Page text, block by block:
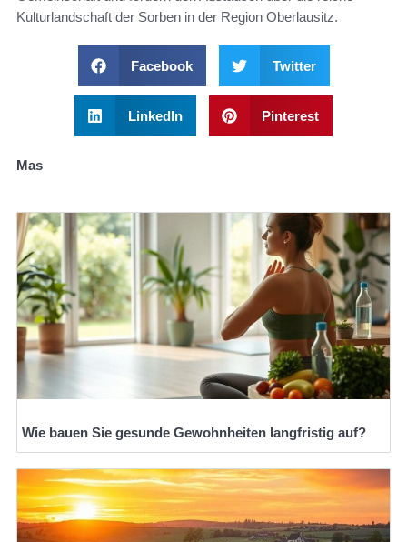
Kulturlandschaft der Sorben in der Region Oberlausitz.
Facebook Twitter
LinkedIn Pinterest
Mas
Wie bauen Sie gesunde Gewohnheiten langfristig auf?